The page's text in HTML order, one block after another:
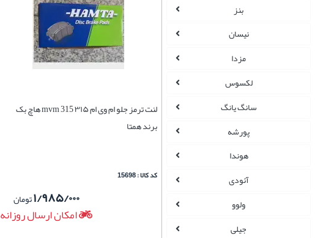
بنز
نیسان
مزدا
لکسوس
سانگ یانگ
پورشه
هوندا
آئودی
ولوو
جیلی
لنت ترمز جلو ام وی ام ۳۱۵ mvm 315 هاچ بک
برند همتا
کد کالا : 15698
۱/۹۸۵/۰۰۰تومان
امکان ارسال روزانه